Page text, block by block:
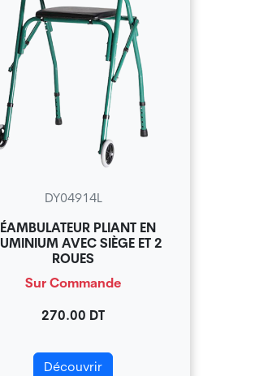
DY04914L
PLIANT EN
AVEC SIÈGE ET 2
ROUES
Sur Commande
270.00 DT
Découvrir